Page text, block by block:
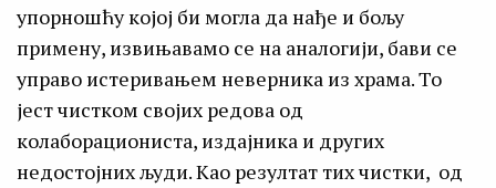
упорношћу којој би могла да нађе и бољу
примену, извињавамо се на аналогији, бави се
управо истеривањем неверника из храма. То
јест чистком својих редова од
колаборациониста, издајника и других
недостојних људи. Као резултат тих чистки, од